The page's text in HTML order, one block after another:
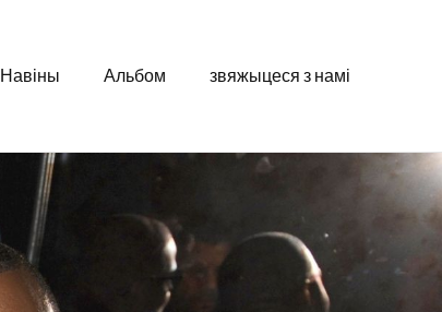
Навіны Альбом звяжыцеся з намі